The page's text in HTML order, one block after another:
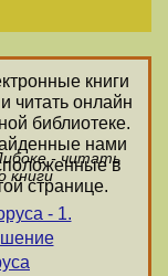
книги
читать онлайн
библиотеке.
нами
в
странице.
- читать
книги
- 1.